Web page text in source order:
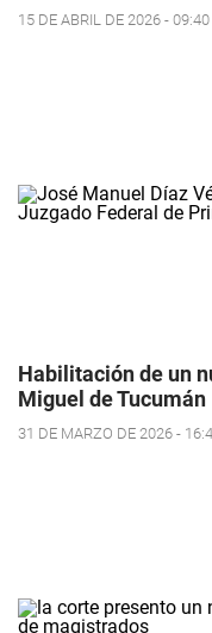
15 DE ABRIL DE 2026 - 09:40
Habilitación de un
Miguel de Tucumán
31 DE MARZO DE 2026 -